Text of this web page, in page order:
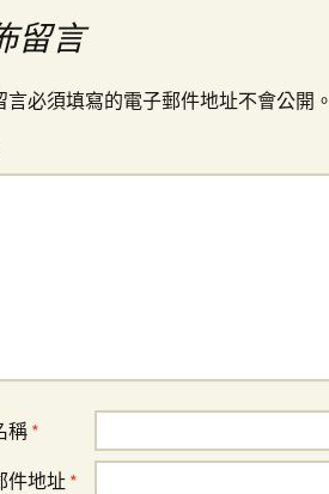
留言
言必須填寫的電子郵件地址不會公開。
稱 *
件地址*